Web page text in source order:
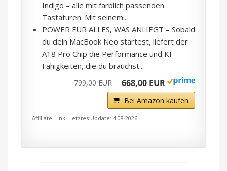
Indigo – alle mit farblich passenden
Tastaturen. Mit seinem...
POWER FÜR ALLES, WAS ANLIEGT – Sobald
du dein MacBook Neo startest, liefert der
A18 Pro Chip die Performance und KI
Fähigkeiten, die du brauchst...
799,00 EUR 668,00 EUR
Bei Amazon kaufen
Affiliate-Link - letztes Update: 4.08.2026